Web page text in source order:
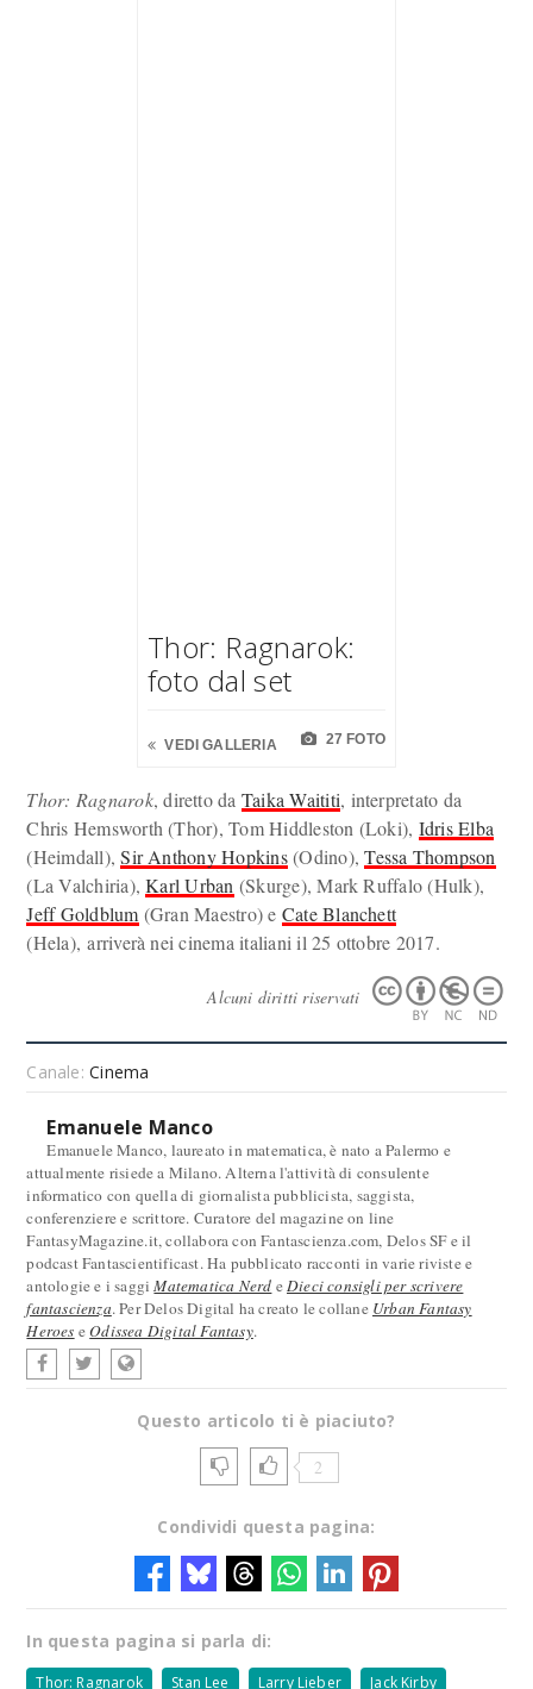
Thor: Ragnarok:
foto dal set
VEDI GALLERIA 27 FOTO
Thor: Ragnarok, diretto da Taika Waititi, interpretato da
Chris Hemsworth (Thor), Tom Hiddleston (Loki), Idris Elba
(Heimdall),Sir Anthony Hopkins(Odino),Tessa Thompson
(La Valchiria),Karl Urban (Skurge), Mark Ruffalo (Hulk),
Jeff Goldblum (Gran Maestro) e Cate Blanchett
(Hela), arriverà nei cinema italiani il 25 ottobre 2017.
Alcuni diritti riservati
Canale:Cinema
Emanuele Manco
Emanuele Manco, laureato in matematica, è nato a Palermo e
attualmente risiede a Milano. Alterna l'attività di consulente
informatico con quella di giornalista pubblicista, saggista,
conferenziere e scrittore. Curatore del magazine on line
FantasyMagazine.it, collabora con Fantascienza.com, Delos SF e il
podcast Fantascientificast. Ha pubblicato racconti in varie riviste e
antologie e i saggiMatematica Nerd eDieci consigli per scrivere
fantascienza. Per Delos Digital ha creato le collane Urban Fantasy
Heroes eOdissea Digital Fantasy.
Questo articolo ti è piaciuto?
2
Condividi questa pagina:
In questa pagina si parla di:
Thor: Ragnarok Stan Lee Larry Lieber Jack Kirby